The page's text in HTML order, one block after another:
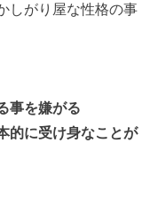
しがり屋な性格の事
事を嫌がる
的に受け身なことが